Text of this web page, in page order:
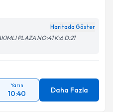
ilişkin
Aydınlatma
verilerimin belirtilen
kabul ediyorum.
Gönder
Haritada Göster
PLAZA NO:41 K:6 D:21
Yarın
10:40 Daha Fazla